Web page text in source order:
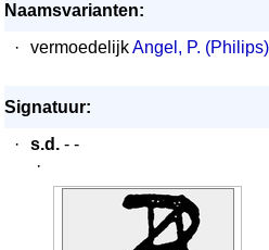
Naamsvarianten:
·
vermoedelijkAngel, P. (Philips)
Signatuur:
·
s.d. - -
·